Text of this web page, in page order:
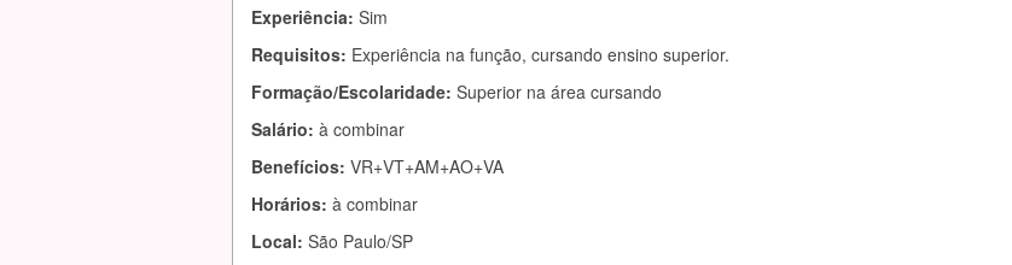
Experiência: Sim
Requisitos: Experiência na função, cursando ensino superior.
Formação/Escolaridade: Superior na área cursando
Salário: à combinar
Benefícios: VR+VT+AM+AO+VA
Horários: à combinar
Local: São Paulo/SP